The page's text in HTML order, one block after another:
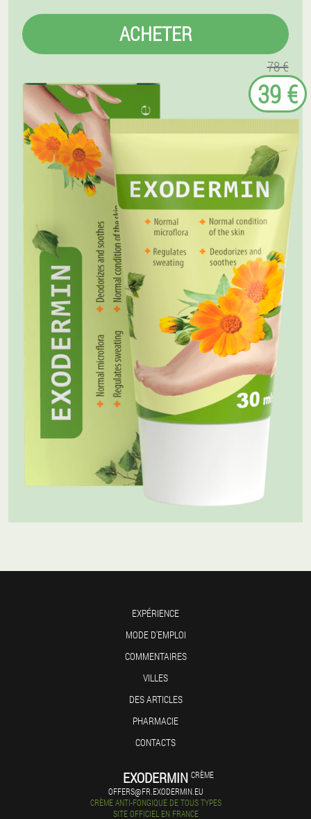
ACHETER
78 €
39 €
EXPÉRIENCE
MODE D'EMPLOI
COMMENTAIRES
VILLES
DES ARTICLES
PHARMACIE
CONTACTS
EXODERMIN CRÈME
OFFERS@FR.EXODERMIN.EU
CRÈME ANTI-FONGIQUE DE TOUS TYPES
SITE OFFICIEL EN FRANCE